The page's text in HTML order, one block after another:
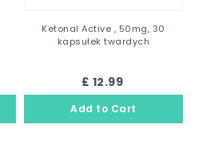
Ketonal Active , 50mg, 30
kapsułek twardych
£ 12.99